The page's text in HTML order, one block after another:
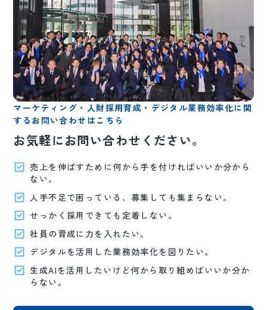
マーケティング・人財採用育成・デジタル業務効率化に関
するお問い合わせはこちら
お気軽にお問い合わせください。
売上を伸ばすために何から手を付ければいいか分から
ない。
人手不足で困っている、募集しても集まらない。
せっかく採用できても定着しない。
社員の育成に力を入れたい。
デジタルを活用した業務効率化を図りたい。
生成AIを活用したいけど何から取り組めばいいか分か
らない。